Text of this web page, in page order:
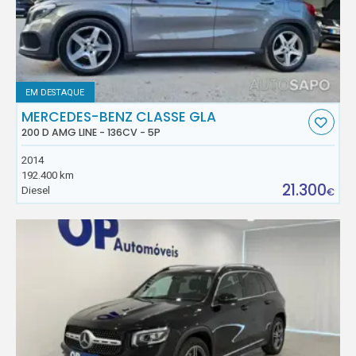
EM DESTAQUE
MERCEDES-BENZ CLASSE GLA
200 D AMG LINE - 136CV - 5P
2014
192.400 km
Diesel
21.300€